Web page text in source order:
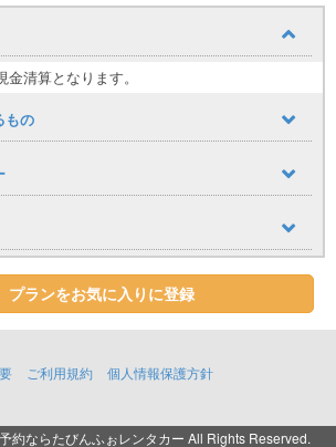
良俗に反する行為によるトラブル、タイヤホ
失は補償対象外）
完備（レンタカーの休業補償）
ヤホイールキャップの破損・紛失、当て逃げ
良俗に反する行為によるトラブルは補償対象
までのタクシー料金キャッシュバック中！
ご利用希望でしたら事前にご連絡お願いしま
、予約状況により送迎お受けできないことも
承下さい＊
由により車両は変更になる場合がございま
間9：00～、ホテル返却オプション時間
清算となります。
もの
プランをお気に入りに登録
ご利用規約 個人情報保護方針
約ならたびんふぉレンタカー All Rights Reserved.